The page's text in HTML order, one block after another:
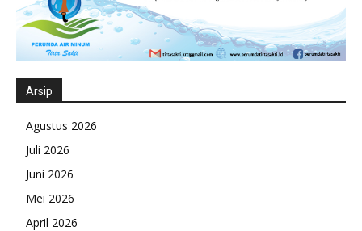
Arsip
Agustus 2026
Juli 2026
Juni 2026
Mei 2026
April 2026